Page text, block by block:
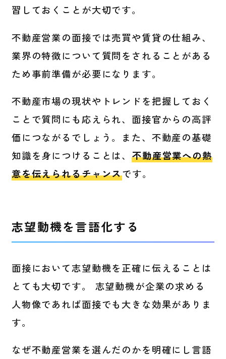
習しておくことが大切です。
不動産営業の面接では売買や賃貸の仕組み、
業界の特徴について質問をされることがある
ため事前準備が必要になります。
不動産市場の現状やトレンドを把握しておく
ことで質問にも応えられ、面接官からの高評
価につながるでしょう。また、不動産の基礎
知識を身につけることは、不動産営業への熱
意を伝えられるチャンスです。
志望動機を言語化する
面接において志望動機を正確に伝えることは
とても大切です。 志望動機が企業の求める
人物像であれば面接でも大きな効果がありま
す。
なぜ不動産営業を選んだのかを明確にし言語